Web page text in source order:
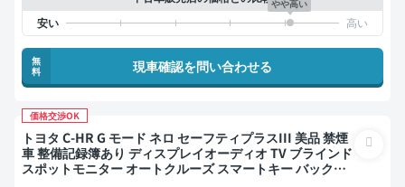
やや高い
無
料
現車確認を問い合わせる
価格交渉OK
トヨタ C-HR G モード ネロ セーフティプラスIII 美品 禁煙
車 整備記録簿あり ディスプレイオーディオ TV ブラインド
スポットモニター オートクルーズ スマートキー バックモ